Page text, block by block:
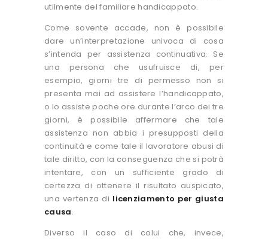
utilmente del familiare handicappato.
Come sovente accade, non è possibile
dare un’interpretazione univoca di cosa
s’intenda per assistenza continuativa. Se
una persona che usufruisce di, per
esempio, giorni tre di permesso non si
presenta mai ad assistere l’handicappato,
o lo assiste poche ore durante l’arco dei tre
giorni, è possibile affermare che tale
assistenza non abbia i presupposti della
continuità e come tale il lavoratore abusi di
tale diritto, con la conseguenza che si potrà
intentare, con un sufficiente grado di
certezza di ottenere il risultato auspicato,
una vertenza di licenziamento per giusta
causa.
Diverso il caso di colui che, invece,